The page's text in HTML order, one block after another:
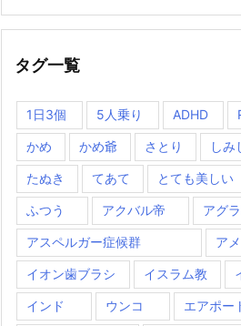
タグ一覧
1日3個 5人乗り ADHD
かめ かめ爺 さとり しみ
たぬき てあて とても美しい
ふつう アクバル帝 アグ
アスペルガー症候群 ア
イオン歯ブラシ イスラム教
インド ウンコ エアポー